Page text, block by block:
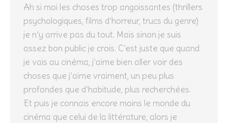
Ah si moi les choses trop angoissantes (thrillers
psychologiques, films d’horreur, trucs du genre)
je n’y arrive pas du tout. Mais sinon je suis
assez bon public je crois. C’est juste que quand
je vais au cinéma, j’aime bien aller voir des
choses que j’aime vraiment, un peu plus
profondes que d’habitude, plus recherchées.
Et puis je connais encore moins le monde du
cinéma que celui de la littérature, alors je